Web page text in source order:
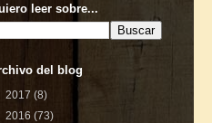
leer sobre...
del blog
2017 (8)
2016 (73)